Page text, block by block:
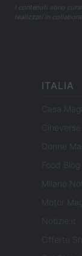
I contenuti sono
realizzati in
ITALIA
Casa
Cineverse
Donne
Food Blog
Milano
Motor
Notizie.it
Offerte